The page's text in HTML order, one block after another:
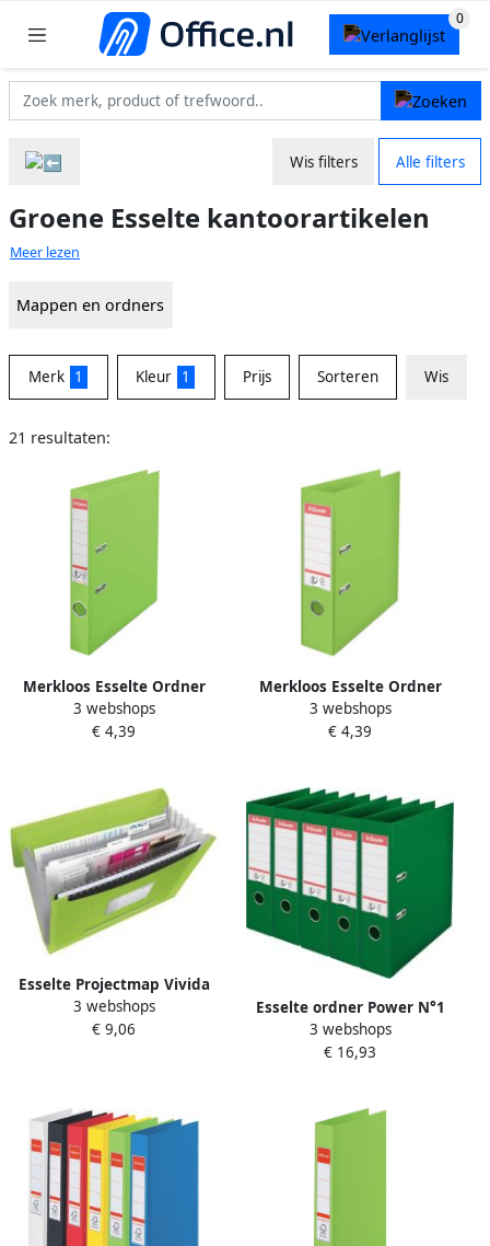
Wis filters Alle filters
Groene Esselte kantoorartikelen
Meer lezen
Mappen en ordners
Merk 1 Kleur 1 Prijs Sorteren Wis
21 resultaten:
Merkloos Esselte Ordner
Power N° 1 Vivida ft A4 rug
van 5 cm groen
3 webshops
€ 4,39
Merkloos Esselte Ordner
Power N° 1 Vivida ft A4 rug
van 7 5 cm groen
3 webshops
€ 4,39
Esselte Projectmap Vivida
A4 6 vakken PP groen
3 webshops
€ 9,06
Esselte ordner Power N°1
rug van 7 5 cm groen pak
van 5 stuks
3 webshops
€ 16,93